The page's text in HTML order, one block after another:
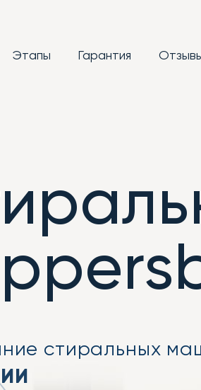
Этапы Гарантия
стиральных